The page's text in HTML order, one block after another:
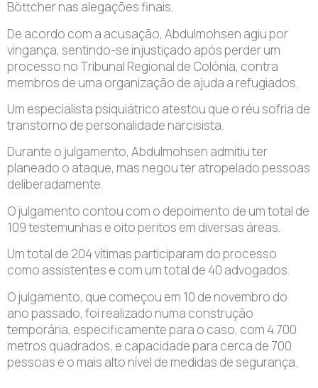
Böttcher nas alegações finais.
De acordo com a acusação, Abdulmohsen agiu por
vingança, sentindo-se injustiçado após perder um
processo no Tribunal Regional de Colónia, contra
membros de uma organização de ajuda a refugiados.
Um especialista psiquiátrico atestou que o réu sofria de
transtorno de personalidade narcisista.
Durante o julgamento, Abdulmohsen admitiu ter
planeado o ataque, mas negou ter atropelado pessoas
deliberadamente.
O julgamento contou com o depoimento de um total de
109 testemunhas e oito peritos em diversas áreas.
Um total de 204 vítimas participaram do processo
como assistentes e com um total de 40 advogados.
O julgamento, que começou em 10 de novembro do
ano passado, foi realizado numa construção
temporária, especificamente para o caso, com 4.700
metros quadrados, e capacidade para cerca de 700
pessoas e o mais alto nível de medidas de segurança.